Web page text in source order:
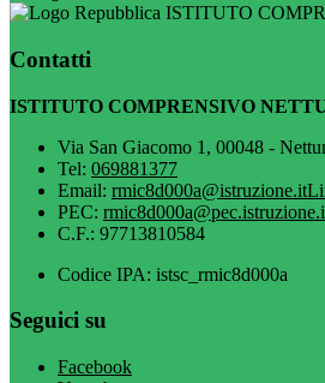
ISTITUTO
Contatti
ISTITUTO COMPRENSIVO
Via San Giacomo 1, 00048 -
Tel: 069881377
Email: rmic8d000a@istruzione.it
PEC:
C.F.: 97713810584
Codice IPA: istsc_rmic8d000a
Seguici su
Facebook